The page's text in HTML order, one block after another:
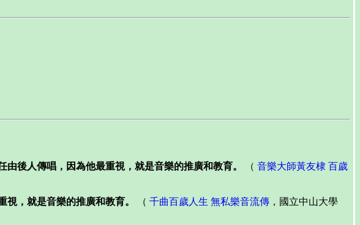
後人傳唱，因為他最重視，就是音樂的推廣和教育。 （ 音樂大師黃友棣 百歲
，就是音樂的推廣和教育。 （ 千曲百歲人生 無私樂音流傳 ，國立中山大學